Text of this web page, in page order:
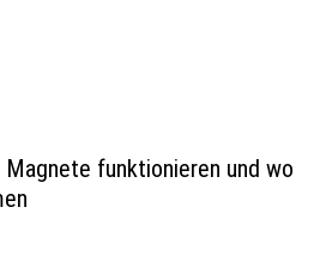
funktionieren und wo